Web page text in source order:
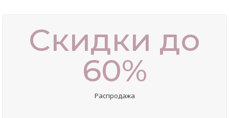
Скидки до
60%
Распродажа